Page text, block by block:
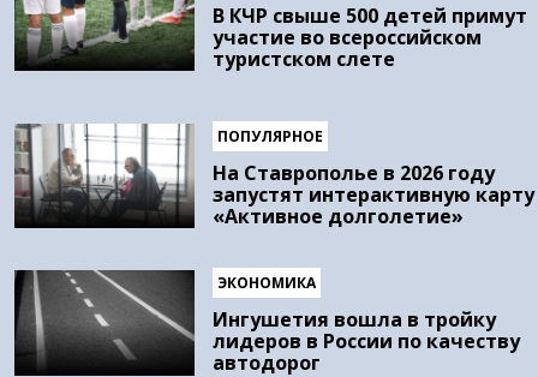
В КЧР свыше 500 детей примут
участие во всероссийском
туристском слете
ПОПУЛЯРНОЕ
На Ставрополье в 2026 году
запустят интерактивную карту
«Активное долголетие»
ЭКОНОМИКА
Ингушетия вошла в тройку
лидеров в России по качеству
автодорог